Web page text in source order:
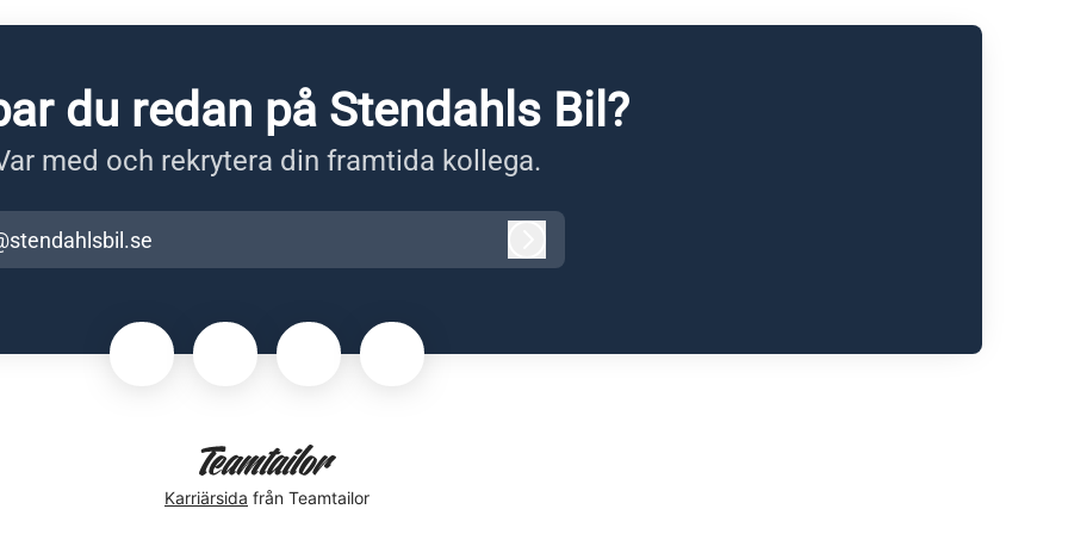
du redan på Stendahls Bil?
med och rekrytera din framtida kollega.
Karriärsida från Teamtailor